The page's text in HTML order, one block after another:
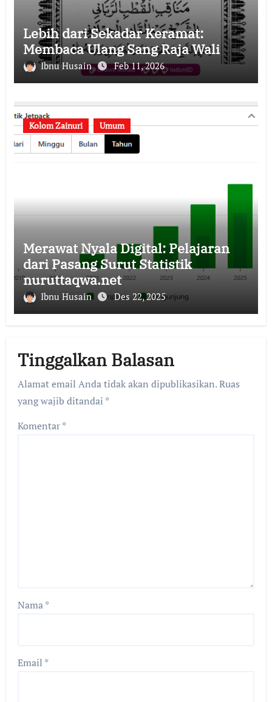
Lebih dari Sekadar Keramat:
Membaca Ulang Sang Raja Wali
Ibnu Husain Feb 11, 2026
Kolom Zainuri Umum
Merawat Nyala Digital: Pelajaran
dari Pasang Surut Statistik
nuruttaqwa.net
Ibnu Husain Des 22, 2025
Tinggalkan Balasan
Alamat email Anda tidak akan dipublikasikan.Ruas
yang wajib ditandai *
Komentar*
Nama*
Email *